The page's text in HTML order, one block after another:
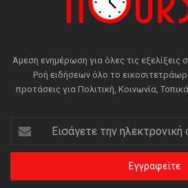
Άμεση ενημέρωση για όλες τις εξελίξεις
Ροή ειδήσεων όλο το
προτάσεις για Πολιτική, Κοινωνία,
την
ηλεκτρονική
διεύθυνση